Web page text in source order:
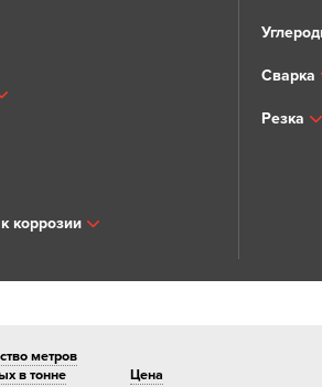
коррозии
Сварка
Резка
метров
в тонне
Цена